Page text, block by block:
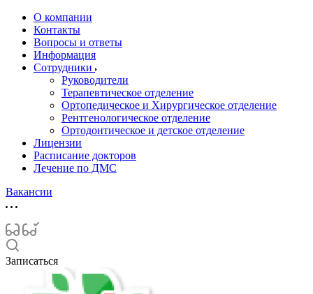
О компании
Контакты
Вопросы и ответы
Информация
Сотрудники
Руководители
Терапевтическое отделение
Ортопедическое и Хирургическое отделение
Рентгенологическое отделение
Ортодонтическое и детское отделение
Лицензии
Расписание докторов
Лечение по ДМС
Вакансии
Записаться